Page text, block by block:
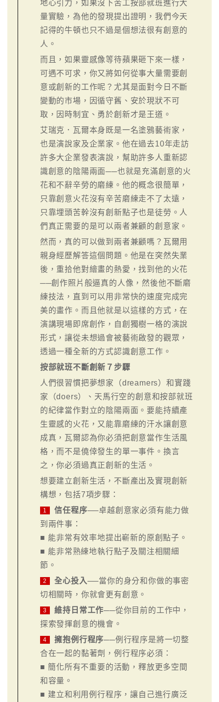
地心引力，如果沒下苦工按部就班進行大
量實驗，為他的發現提出證明，我們今天
記得的牛頓也只不過是個想法很有創意的
人。
而且，如果靈感像等待蘋果砸下來一樣，
可遇不可求，你又將如何從事大量需要創
意或創新的工作呢？尤其是面對今日不斷
變動的市場，因循守舊、安於現狀不可
取，因時制宜、勇於創新才是王道。
艾瑞克．瓦爾本身既是一名塗鴉藝術家，
也是演說家及企業家。他在過去10年走訪
許多大企業發表演說，幫助許多人重新認
識創意的陰陽兩面──也就是充滿創意的火
花和不辭辛勞的磨練。他的概念很簡單，
只靠創意火花沒有辛苦磨練走不了太遠，
只靠埋頭苦幹沒有創新點子也是徒勞。人
們真正需要的是可以兩者兼顧的創意家。
然而，真的可以做到兩者兼顧嗎？瓦爾用
親身經歷解答這個問題。他是在突然失業
後，重拾他對繪畫的熱愛，找到他的火花
──創作照片般逼真的人像，然後他不斷磨
練技法，直到可以用非常快的速度完成完
美的畫作。而且他就是以這樣的方式，在
演講現場即席創作，自創獨樹一格的演說
形式，讓從未想過會被藝術啟發的觀眾，
透過一種全新的方式認識創意工作。
按部就班不斷創新７步驟
人們很習慣把夢想家（dreamers）和實踐
家（doers）、天馬行空的創意和按部就班
的紀律當作對立的陰陽兩面。要能持續產
生靈感的火花，又能靠磨練的汗水讓創意
成真，瓦爾認為你必須把創意當作生活風
格，而不是僥倖發生的單一事件。換言
之，你必須過真正創新的生活。
想要建立創新生活，不斷產出及實現創新
構想，包括7項步驟：
1 信任程序──卓越創意家必須有能力做
到兩件事：
■ 能非常有效率地提出嶄新的原創點子。
■ 能非常熟練地執行點子及關注相關細
節。
2 全心投入──當你的身分和你做的事密
切相關時，你就會更有創意。
3 維持日常工作──從你目前的工作中，
探索發揮創意的機會。
4 擁抱例行程序──例行程序是將一切整
合在一起的黏著劑，例行程序必須：
■ 簡化所有不重要的活動，釋放更多空間
和容量。
■ 建立和利用例行程序，讓自己進行廣泛